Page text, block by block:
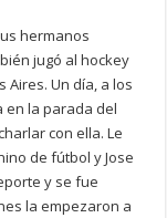
hermanos
jugó al hockey
Aires. Un día, a los
en la parada del
con ella. Le
de fútbol y Jose
y se fue
la empezaron a